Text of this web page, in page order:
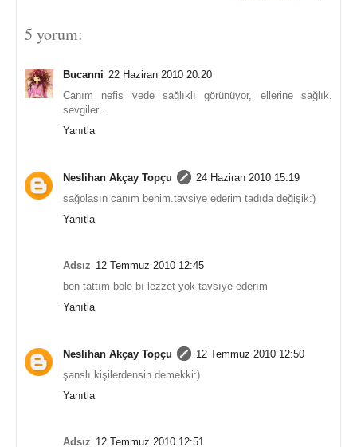
5 yorum:
Bucanni 22 Haziran 2010 20:20
Canım nefis vede sağlıklı görünüyor, ellerine sağlık.
sevgiler...
Yanıtla
Neslihan Akçay Topçu
24 Haziran 2010 15:19
sağolasın canım benim.tavsiye ederim tadıda değişik:)
Yanıtla
Adsız 12 Temmuz 2010 12:45
ben tattım bole bı lezzet yok tavsıye ederım
Yanıtla
Neslihan Akçay Topçu
12 Temmuz 2010 12:50
şanslı kişilerdensin demekki:)
Yanıtla
Adsız 12 Temmuz 2010 12:51